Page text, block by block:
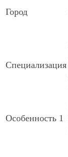
Город
Специализация
Особенность 1